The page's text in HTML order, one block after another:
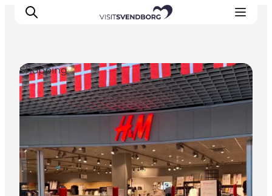
Oplev kultur & natur
Det sker i Svendborg
handelsbyen Svendborg
Overnatning
Planlæg din tur
Shopping